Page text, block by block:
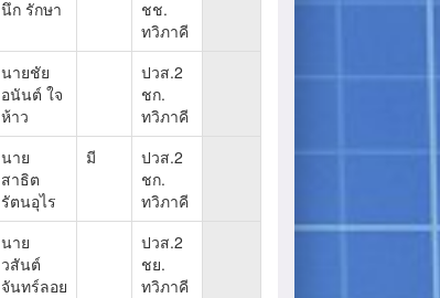
นึก รักษา
ชช.
ทวิภาคี
นายชัย
อนันต์ ใจ
ห้าว
ปวส.2
ชก.
ทวิภาคี
นาย
สาธิต
รัตนอุไร
มี
ปวส.2
ชก.
ทวิภาคี
นาย
วสันต์
จันทร์ลอย
ปวส.2
ชย.
ทวิภาคี